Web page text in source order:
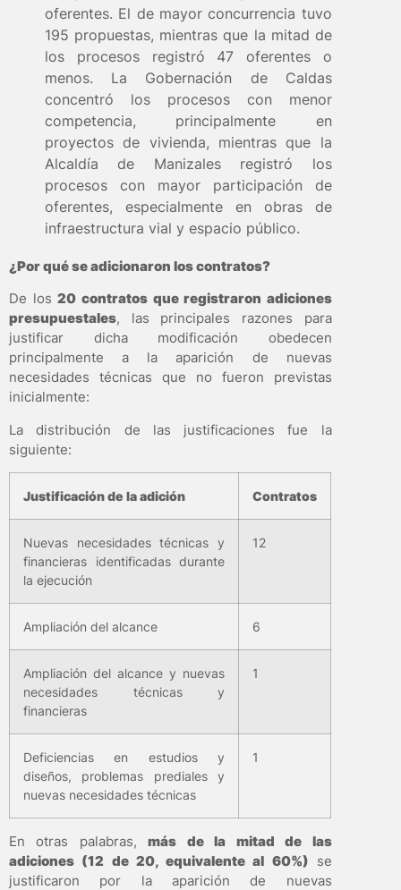
oferentes. El de mayor concurrencia tuvo
195 propuestas, mientras que la mitad de
los procesos registró 47 oferentes o
menos. La Gobernación de Caldas
concentró los procesos con menor
competencia, principalmente en
proyectos de vivienda, mientras que la
Alcaldía de Manizales registró los
procesos con mayor participación de
oferentes, especialmente en obras de
infraestructura vial y espacio público.
¿Por qué se adicionaron los contratos?
De los20 contratos que registraron adiciones
presupuestales, las principales razones para
justificar dicha modificación obedecen
principalmente a la aparición de nuevas
necesidades técnicas que no fueron previstas
inicialmente:
La distribución de las justificaciones fue la
siguiente:
Justificación de la adición Contratos
Nuevas necesidades técnicas y
financieras identificadas durante
la ejecución
12
Ampliación del alcance 6
Ampliación del alcance y nuevas
necesidades técnicas y
financieras
1
Deficiencias en estudios y
diseños, problemas prediales y
nuevas necesidades técnicas
1
En otras palabras,más de la mitad de las
adiciones (12 de 20, equivalente al 60%) se
justificaron por la aparición de nuevas